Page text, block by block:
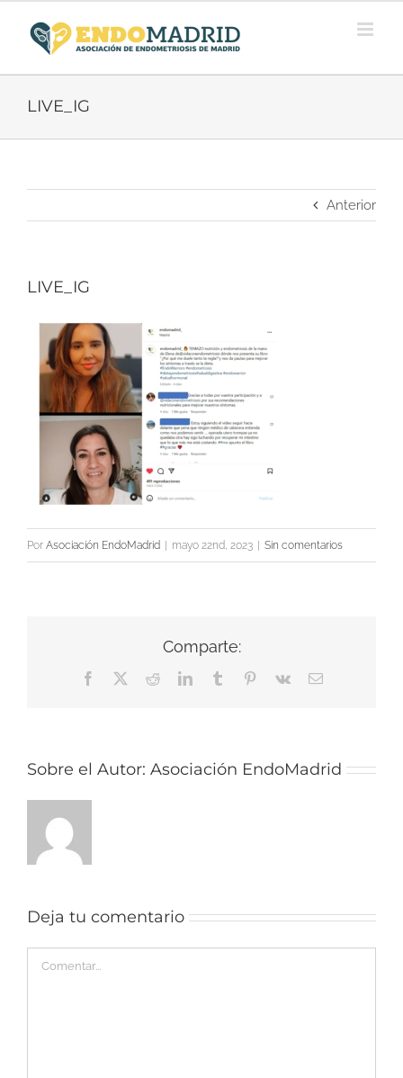
contenido
LIVE_IG
Anterior
LIVE_IG
Por Asociación EndoMadrid | mayo 22nd, 2023 | Sin comentarios
Comparte:
Facebook RedditLinkedInTumblr Pinterest
Vk
Correo
Sobre el Autor: Asociación EndoMadrid
Deja tu comentario
Comentar